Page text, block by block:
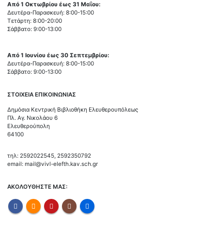
Από 1 Οκτωβρίου έως 31 Μαΐου:
Δευτέρα-Παρασκευή: 8:00-15:00
Τετάρτη: 8:00-20:00
Σάββατο: 9:00-13:00
Από 1 Ιουνίου έως 30 Σεπτεμβρίου:
Δευτέρα-Παρασκευή: 8:00-15:00
Σάββατο: 9:00-13:00
ΣΤΟΙΧΕΙΑ ΕΠΙΚΟΙΝΩΝΙΑΣ
Δημόσια Κεντρική Βιβλιοθήκη Ελευθερουπόλεως
Πλ. Αγ. Νικολάου 6
Ελευθερούπολη
64100
τηλ: 2592022545, 2592350792
email: mail@vivl-elefth.kav.sch.gr
ΑΚΟΛΟΥΘΗΣΤΕ ΜΑΣ: